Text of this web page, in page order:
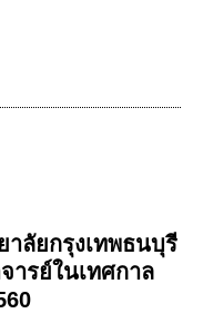
ลัยกรุงเทพธนบุรี
ารย์ในเทศกาล